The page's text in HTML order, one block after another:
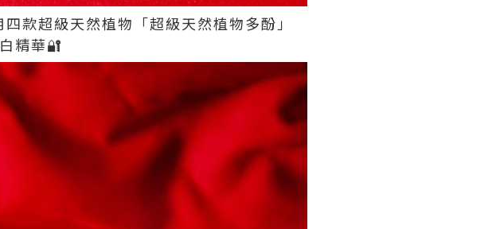
款超級天然植物「超級天然植物多酚」
精華🔐